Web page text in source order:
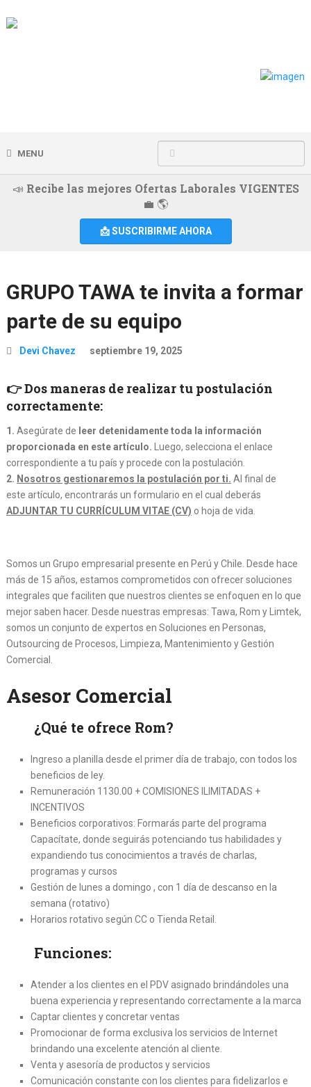
MENU
📣 Recibe las mejores Ofertas Laborales VIGENTES
💼 🌎
📩 SUSCRIBIRME AHORA
GRUPO TAWA te invita a formar
parte de su equipo
Devi Chavez septiembre 19, 2025
👉 Dos maneras de realizar tu postulación
correctamente:
1. Asegúrate de leer detenidamente toda la información
proporcionada en este artículo. Luego, selecciona el enlace
correspondiente a tu país y procede con la postulación.
2. Nosotros gestionaremos la postulación por ti. Al final de
este artículo, encontrarás un formulario en el cual deberás
ADJUNTAR TU CURRÍCULUM VITAE (CV) o hoja de vida.
Somos un Grupo empresarial presente en Perú y Chile. Desde hace
más de 15 años, estamos comprometidos con ofrecer soluciones
integrales que faciliten que nuestros clientes se enfoquen en lo que
mejor saben hacer. Desde nuestras empresas: Tawa, Rom y Limtek,
somos un conjunto de expertos en Soluciones en Personas,
Outsourcing de Procesos, Limpieza, Mantenimiento y Gestión
Comercial.
Asesor Comercial
¿Qué te ofrece Rom?
Ingreso a planilla desde el primer día de trabajo, con todos los
beneficios de ley.
Remuneración 1130.00 + COMISIONES ILIMITADAS +
INCENTIVOS
Beneficios corporativos: Formarás parte del programa
Capacítate, donde seguirás potenciando tus habilidades y
expandiendo tus conocimientos a través de charlas,
programas y cursos
Gestión de lunes a domingo , con 1 día de descanso en la
semana (rotativo)
Horarios rotativo según CC o Tienda Retail.
Funciones:
Atender a los clientes en el PDV asignado brindándoles una
buena experiencia y representando correctamente a la marca
Captar clientes y concretar ventas
Promocionar de forma exclusiva los servicios de Internet
brindando una excelente atención al cliente.
Venta y asesoría de productos y servicios
Comunicación constante con los clientes para fidelizarlos e